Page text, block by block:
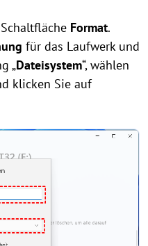
Format.
für das Laufwerk und
„Dateisystem“, wählen
klicken Sie auf